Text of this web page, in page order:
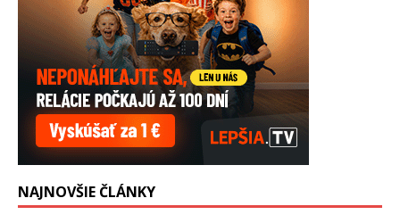
NAJNOVŠIE ČLÁNKY